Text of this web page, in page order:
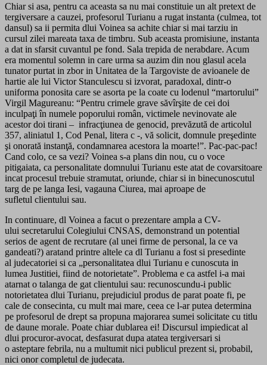
Chiar si asa, pentru ca aceasta sa nu mai constituie un alt pretext de
tergiversare a cauzei, profesorul Turianu a rugat instanta (culmea, tot
dansul) sa ii permita dlui Voinea sa achite chiar si mai tarziu in
cursul zilei mareata taxa de timbru. Sub aceasta promisiune, instanta
a dat in sfarsit cuvantul pe fond. Sala trepida de nerabdare. Acum
era momentul solemn in care urma sa auzim din nou glasul acela
tunator purtat in zbor in Unitatea de la Targoviste de avioanele de
hartie ale lui Victor Stanculescu si izvorat, paradoxal, dintr-o
uniforma ponosita care se asorta pe la coate cu lodenul “martorului”
Virgil Magureanu: “Pentru crimele grave săvîrşite de cei doi
inculpaţi în numele poporului român, victimele nevinovate ale
acestor doi tirani – infracţiunea de genocid, prevăzută de articolul
357, aliniatul 1, Cod Penal, litera c -, vă solicit, domnule preşedinte
şi onorată instanţă, condamnarea acestora la moarte!”. Pac-pac-pac!
Cand colo, ce sa vezi? Voinea s-a plans din nou, cu o voce
pitigaiata, ca personalitate domnului Turianu este atat de covarsitoare
incat procesul trebuie stramutat, oriunde, chiar si in binecunoscutul
targ de pe langa Iesi, vagauna Ciurea, mai aproape de
sufletul clientului sau.
In continuare, dl Voinea a facut o prezentare ampla a CV-
ului secretarului Colegiului CNSAS, demonstrand un potential
serios de agent de recrutare (al unei firme de personal, la ce va
gandeati?) aratand printre altele ca dl Turianu a fost si presedinte
al judecatoriei si ca „personalitatea dlui Turianu e cunoscuta in
lumea Justitiei, fiind de notorietate”. Problema e ca astfel i-a mai
atarnat o talanga de gat clientului sau: recunoscundu-i public
notorietatea dlui Turianu, prejudiciul produs de parat poate fi, pe
cale de consecinta, cu mult mai mare, ceea ce l-ar putea determina
pe profesorul de drept sa propuna majorarea sumei solicitate cu titlu
de daune morale. Poate chiar dublarea ei! Discursul impiedicat al
dlui procuror-avocat, desfasurat dupa atatea tergiversari si
o asteptare febrila, nu a multumit nici publicul prezent si, probabil,
nici onor completul de judecata.